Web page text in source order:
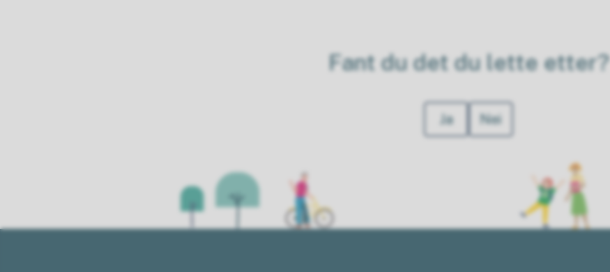
Fant du det du lette etter?
Ja Nei